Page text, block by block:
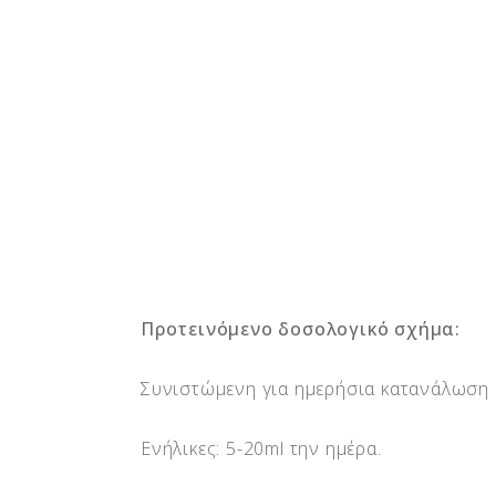
Προτεινόμενο δοσολογικό σχήμα:
Συνιστώμενη για ημερήσια
Ενήλικες: 5-20ml την ημέρα.